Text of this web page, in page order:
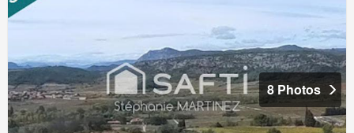
8 Photos